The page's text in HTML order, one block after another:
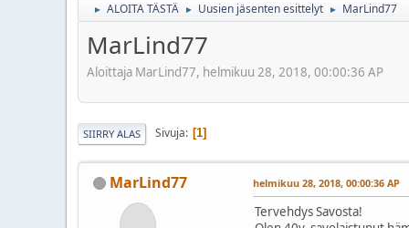
► ALOITA TÄSTÄ ► Uusien jäsenten esittelyt ► MarLind77
MarLind77
Aloittaja MarLind77, helmikuu 28, 2018, 00:00:36 AP
SIIRRY ALAS Sivuja 1
MarLind77 helmikuu 28, 2018, 00:00:36 AP
Tervehdys Savosta!